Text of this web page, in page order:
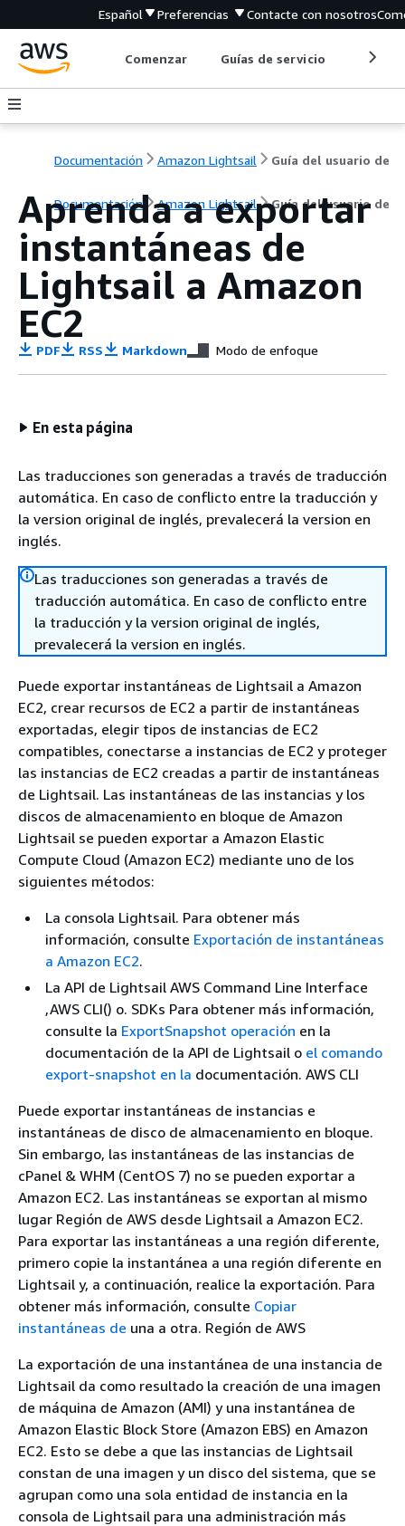
Español Preferencias Contacte con nosotros
Comenzar Guías de servicio
Documentación Amazon Lightsail Guía del usuario de
Documentación Amazon Lightsail Guía del usuario de
Aprenda a exportar
instantáneas de
Lightsail a Amazon
EC2
PDF RSS Markdown Modo de enfoque
En esta página
Las traducciones son generadas a través de traducción
automática. En caso de conflicto entre la traducción y
la version original de inglés, prevalecerá la version en
inglés.
Las traducciones son generadas a través de
traducción automática. En caso de conflicto entre
la traducción y la version original de inglés,
prevalecerá la version en inglés.
Puede exportar instantáneas de Lightsail a Amazon
EC2, crear recursos de EC2 a partir de instantáneas
exportadas, elegir tipos de instancias de EC2
compatibles, conectarse a instancias de EC2 y proteger
las instancias de EC2 creadas a partir de instantáneas
de Lightsail. Las instantáneas de las instancias y los
discos de almacenamiento en bloque de Amazon
Lightsail se pueden exportar a Amazon Elastic
Compute Cloud (Amazon EC2) mediante uno de los
siguientes métodos:
La consola Lightsail. Para obtener más
información, consulte Exportación de instantáneas
a Amazon EC2.
La API de Lightsail AWS Command Line Interface
,AWS CLI() o. SDKs Para obtener más información,
consulte la ExportSnapshot operación en la
documentación de la API de Lightsail o el comando
export-snapshot en la documentación. AWS CLI
Puede exportar instantáneas de instancias e
instantáneas de disco de almacenamiento en bloque.
Sin embargo, las instantáneas de las instancias de
cPanel & WHM (CentOS 7) no se pueden exportar a
Amazon EC2. Las instantáneas se exportan al mismo
lugar Región de AWS desde Lightsail a Amazon EC2.
Para exportar las instantáneas a una región diferente,
primero copie la instantánea a una región diferente en
Lightsail y, a continuación, realice la exportación. Para
obtener más información, consulte Copiar
instantáneas de una a otra. Región de AWS
La exportación de una instantánea de una instancia de
Lightsail da como resultado la creación de una imagen
de máquina de Amazon (AMI) y una instantánea de
Amazon Elastic Block Store (Amazon EBS) en Amazon
EC2. Esto se debe a que las instancias de Lightsail
constan de una imagen y un disco del sistema, que se
agrupan como una sola entidad de instancia en la
consola de Lightsail para una administración más